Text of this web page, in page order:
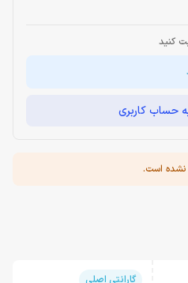
کنید
حساب کاربری
نشده است.
گارانتی اصلی